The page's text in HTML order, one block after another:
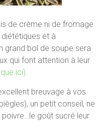
de crème ni de fromage
et à
grand bol de soupe sera
qui font attention à leur
ici).
breuvage à vos
un petit conseil, ne
goût sucré leur